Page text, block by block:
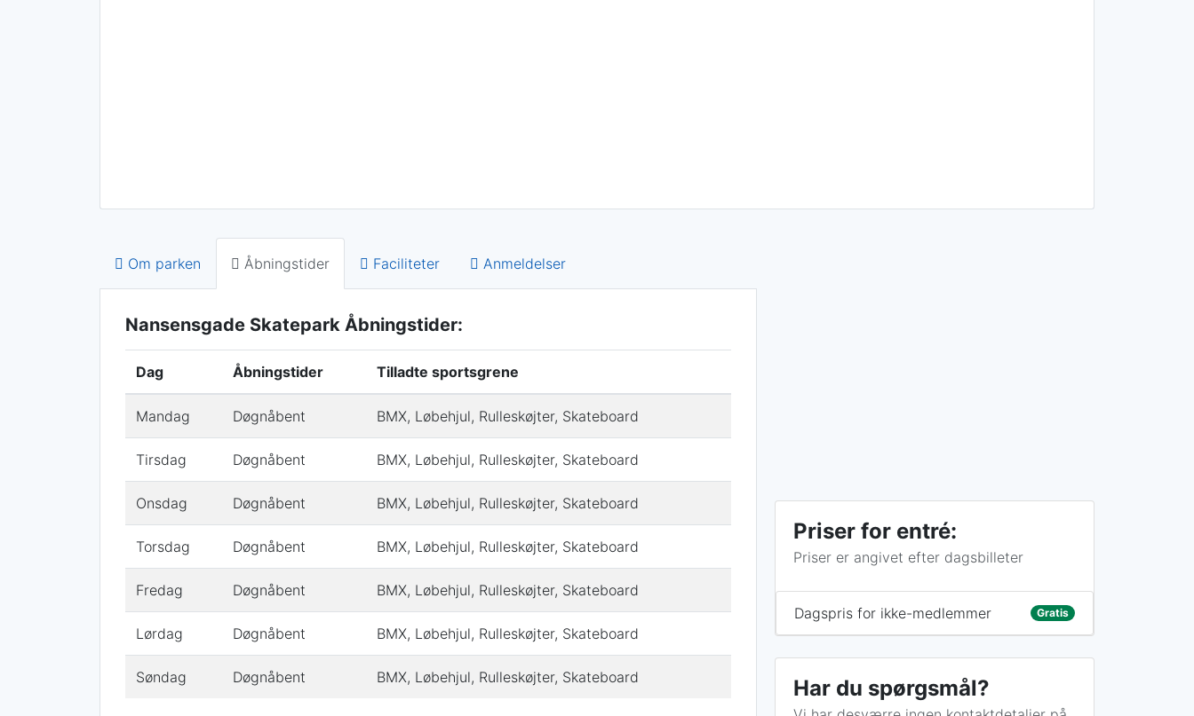
Om parken Åbningstider Faciliteter Anmeldelser
Nansensgade Skatepark Åbningstider:
Dag Åbningstider Tilladte sportsgrene
Mandag Døgnåbent BMX, Løbehjul, Rulleskøjter, Skateboard
Tirsdag Døgnåbent BMX, Løbehjul, Rulleskøjter, Skateboard
Onsdag Døgnåbent BMX, Løbehjul, Rulleskøjter, Skateboard
Torsdag Døgnåbent BMX, Løbehjul, Rulleskøjter, Skateboard
Fredag Døgnåbent BMX, Løbehjul, Rulleskøjter, Skateboard
Lørdag Døgnåbent BMX, Løbehjul, Rulleskøjter, Skateboard
Søndag Døgnåbent BMX, Løbehjul, Rulleskøjter, Skateboard
Priser for entré:
Priser er angivet efter dagsbilleter
Dagspris for ikke-medlemmer Gratis
Har du spørgsmål?